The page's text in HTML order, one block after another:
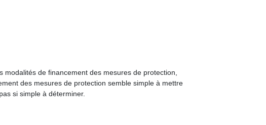
modalités de financement des mesures de protection,
des mesures de protection semble simple à mettre
si simple à déterminer.